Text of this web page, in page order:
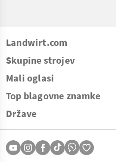
Landwirt.com
Skupine strojev
Mali oglasi
Top blagovne znamke
Države